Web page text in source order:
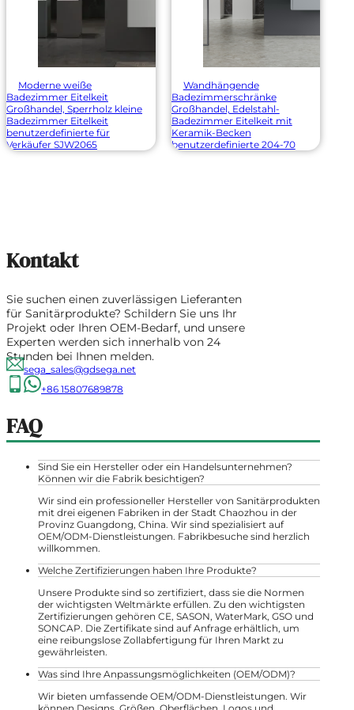
Moderne weiße
Badezimmer Eitelkeit
Großhandel, Sperrholz kleine
Badezimmer Eitelkeit
benutzerdefinierte für
Verkäufer SJW2065
Wandhängende
Badezimmerschränke
Großhandel, Edelstahl-
Badezimmer Eitelkeit mit
Keramik-Becken
benutzerdefinierte 204-70
Kontakt
Sie suchen einen zuverlässigen Lieferanten
für Sanitärprodukte? Schildern Sie uns Ihr
Projekt oder Ihren OEM-Bedarf, und unsere
Experten werden sich innerhalb von 24
Stunden bei Ihnen melden.
sega_sales@gdsega.net
+86 15807689878
FAQ
Sind Sie ein Hersteller oder ein Handelsunternehmen?
Können wir die Fabrik besichtigen?
Wir sind ein professioneller Hersteller von Sanitärprodukten
mit drei eigenen Fabriken in der Stadt Chaozhou in der
Provinz Guangdong, China. Wir sind spezialisiert auf
OEM/ODM-Dienstleistungen. Fabrikbesuche sind herzlich
willkommen.
Welche Zertifizierungen haben Ihre Produkte?
Unsere Produkte sind so zertifiziert, dass sie die Normen
der wichtigsten Weltmärkte erfüllen. Zu den wichtigsten
Zertifizierungen gehören CE, SASON, WaterMark, GSO und
SONCAP. Die Zertifikate sind auf Anfrage erhältlich, um
eine reibungslose Zollabfertigung für Ihren Markt zu
gewährleisten.
Was sind Ihre Anpassungsmöglichkeiten (OEM/ODM)?
Wir bieten umfassende OEM/ODM-Dienstleistungen. Wir